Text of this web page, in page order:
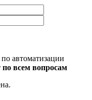
автоматизации
по всем вопросам